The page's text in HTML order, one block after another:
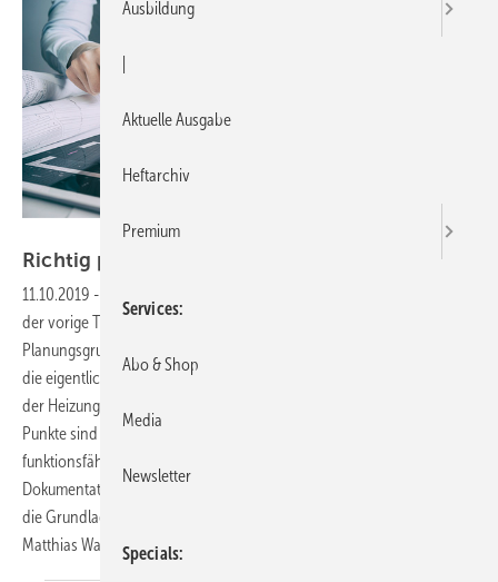
Gettyimages / scyther5
Richtig planen und
11.10.2019 -
der vorige Teil dieser Serie gezeigt hat, wie aus den
Planungsgrundlagen ein Anlagenkonzept erstellt wird, geht es nun um
die eigentliche Planung, also die Berechnung und Dimensionierung
der Heizungsanlage sowie die notwendige Dokumentation. Beide
Punkte sind ähnlich wichtig. Während die Berechnung eine
funktionsfähige Anlage erst ermöglicht, verhindert eine angemessene
Dokumentation Streit während und nach der Bauphase und schafft
die Grundlage für eine zukünftige Bewirtschaftung der Immobilie.
Matthias Wagnitz
Ausbildung
Aktuelle Ausgabe
Heftarchiv
Premium
Services
Abo & Shop
Media
Newsletter
Specials